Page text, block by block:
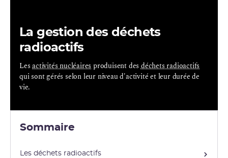
La gestion des déchets
radioactifs
Lesactivités nucléaires produisent desdéchets radioactifs
qui sont gérés selon leur niveau d'activité et leur durée de
vie.
Sommaire
Les déchets radioactifs